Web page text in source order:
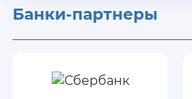
Банки-партнеры